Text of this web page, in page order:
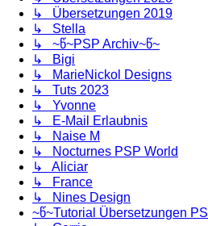
↳ Übersetzungen 2019
↳ Stella
↳ ~წ~PSP Archiv~წ~
↳ Bigi
↳ MarieNickol Designs
↳ Tuts 2023
↳ Yvonne
↳ E-Mail Erlaubnis
↳ Naise M
↳ Nocturnes PSP World
↳ Aliciar
↳ France
↳ Nines Design
~წ~Tutorial Übersetzungen